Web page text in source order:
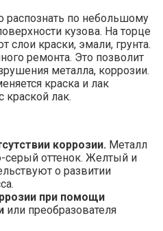
по небольшому
кузова. На торце
слои краски, эмали, грунта.
ремонта. Это позволит
металла, коррозии.
краска и лак
лак.
коррозии. Металл
серый оттенок. Желтый и
о развитии
при помощи
или преобразователя